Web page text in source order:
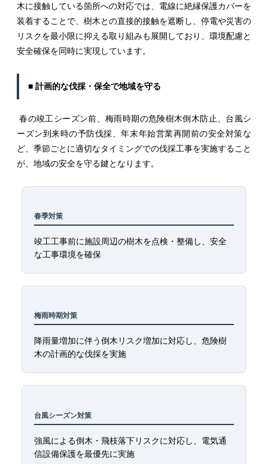
木に接触している箇所への対応では、電線に絶縁保護カバーを
装着することで、樹木との直接的接触を遮断し、停電や災害の
リスクを最小限に抑える取り組みも展開しており、環境配慮と
安全確保を同時に実現しています。
■ 計画的な伐採・保全で地域を守る
春の竣工シーズン前、梅雨時期の危険樹木倒木防止、台風シ
ーズン到来時の予防伐採、年末年始営業再開前の安全対策な
ど、季節ごとに適切なタイミングでの伐採工事を実施すること
が、地域の安全を守る鍵となります。
春季対策
竣工工事前に施設周辺の樹木を点検・整備し、安全
な工事環境を確保
梅雨時期対策
降雨量増加に伴う倒木リスク増加に対応し、危険樹
木の計画的な伐採を実施
台風シーズン対策
強風による倒木・飛枝落下リスクに対応し、電気通
信設備保護を最優先に実施